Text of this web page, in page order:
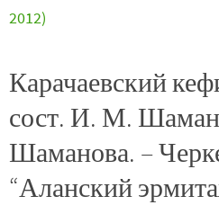
2012)
Карачаевский
сост. И. М.
Шаманова. –
“Аланский